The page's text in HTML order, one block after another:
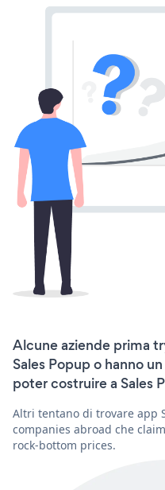
Alcune aziende prima
Sales Popup o hanno
poter costruire a Sales
Altri tentano di trovare app
companies abroad che
rock-bottom prices.